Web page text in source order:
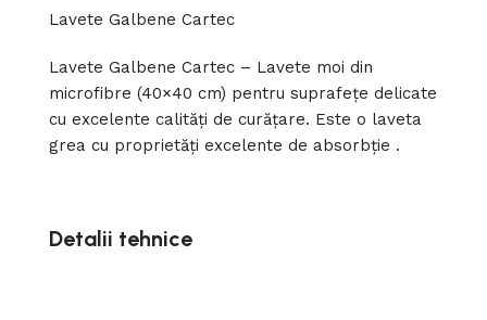
Lavete Galbene Cartec
Lavete Galbene Cartec – Lavete moi din
microfibre (40×40 cm) pentru suprafețe delicate
cu excelente calități de curățare. Este o laveta
grea cu proprietăți excelente de absorbție .
Detalii tehnice